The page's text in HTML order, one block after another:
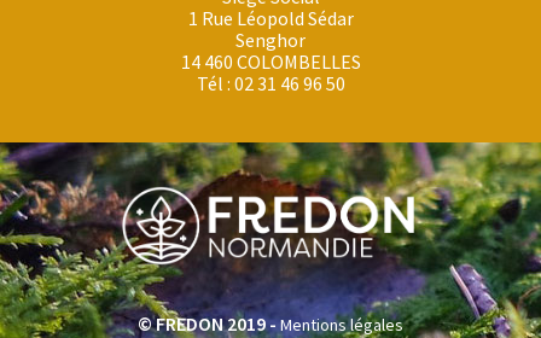
1 Rue Léopold Sédar
Senghor
14 460 COLOMBELLES
Tél : 02 31 46 96 50
© FREDON 2019 -Mentions légales